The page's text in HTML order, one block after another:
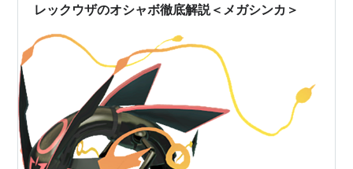
レックウザのオシャボ徹底解説＜メガシンカ＞